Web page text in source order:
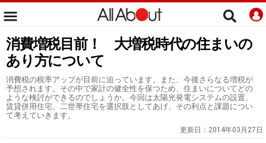
消費増税目前！ 大増税時代の住まいの
あり方について
消費税の税率アップが目前に迫っています。また、今後さらなる増税が
予想されます。その中で家計の健全性を保つため、住まいについてどの
ような検討ができるのでしょうか。今回は太陽光発電システムの設置、
賃貸併用住宅、二世帯住宅を選択肢としてあげ、その利点と課題につい
て考えていきます。
更新日： 2014年03月27日